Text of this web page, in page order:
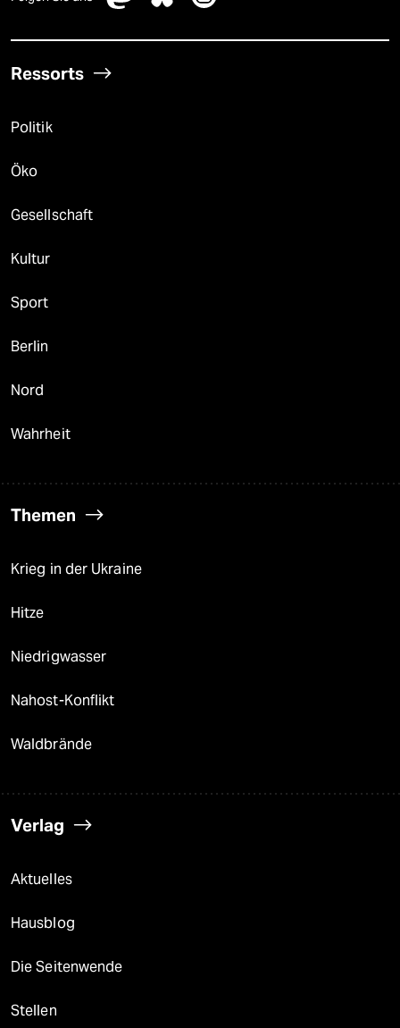
Ressorts
Politik
Öko
Gesellschaft
Kultur
Sport
Berlin
Nord
Wahrheit
Themen
Krieg in der Ukraine
Hitze
Niedrigwasser
Nahost-Konflikt
Waldbrände
Verlag
Aktuelles
Hausblog
Die Seitenwende
Stellen